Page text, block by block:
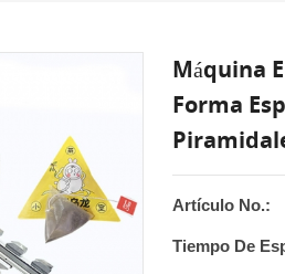
Máquina
Forma
Artículo No.:
Tiempo De